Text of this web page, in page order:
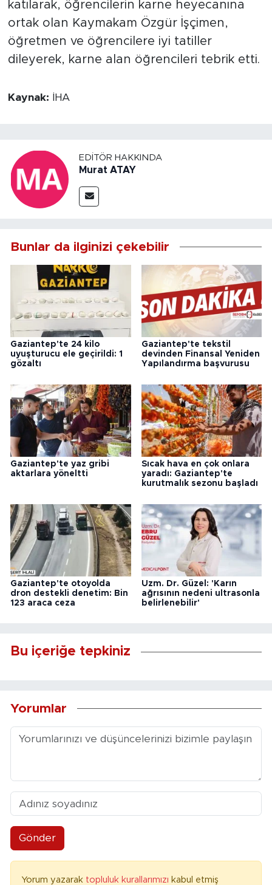
katılarak, öğrencilerin karne heyecanına
ortak olan Kaymakam Özgür İşçimen,
öğretmen ve öğrencilere iyi tatiller
dileyerek, karne alan öğrencileri tebrik etti.
Kaynak: İHA
EDITÖR HAKKINDA
Murat ATAY
Bunlar da ilginizi çekebilir
Gaziantep'te 24 kilo
uyuşturucu ele geçirildi: 1
gözaltı
Gaziantep'te tekstil
devinden Finansal Yeniden
Yapılandırma başvurusu
Gaziantep'te yaz gribi
aktarlara yöneltti
Sıcak hava en çok onlara
yaradı: Gaziantep'te
kurutmalık sezonu başladı
Gaziantep'te otoyolda
dron destekli denetim: Bin
123 araca ceza
Uzm. Dr. Güzel: 'Karın
ağrısının nedeni ultrasonla
belirlenebilir'
Bu içeriğe tepkiniz
Yorumlar
Gönder
Yorum yazarak topluluk kurallarımızı kabul etmiş